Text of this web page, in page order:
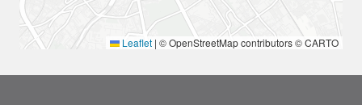
Leaflet | © OpenStreetMap contributors © CARTO